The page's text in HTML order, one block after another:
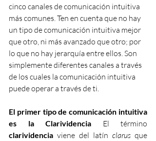
cinco canales de comunicación intuitiva
más comunes. Ten en cuenta que no hay
un tipo de comunicación intuitiva mejor
que otro, ni más avanzado que otro; por
lo que no hay jerarquía entre ellos. Son
simplemente diferentes canales a través
de los cuales la comunicación intuitiva
puede operar a través de ti.
El primer tipo de comunicación intuitiva
es la
Clarividencia
clarividencia viene del latín clarus que